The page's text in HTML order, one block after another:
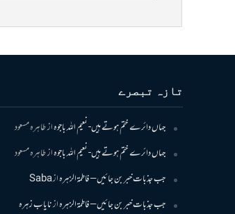
تازہ تبصرے
جہاں دائرے ختم ہوتے ہیں- نعیم اللہ باجوہازطاہرہ مسعود
جہاں دائرے ختم ہوتے ہیں- نعیم اللہ باجوہازطاہرہ مسعود
جب جذبات خبر بن جائیں – فاطمۃالزہرہازSaba
جب جذبات خبر بن جائیں – فاطمۃالزہرہازنایاب زہرہ